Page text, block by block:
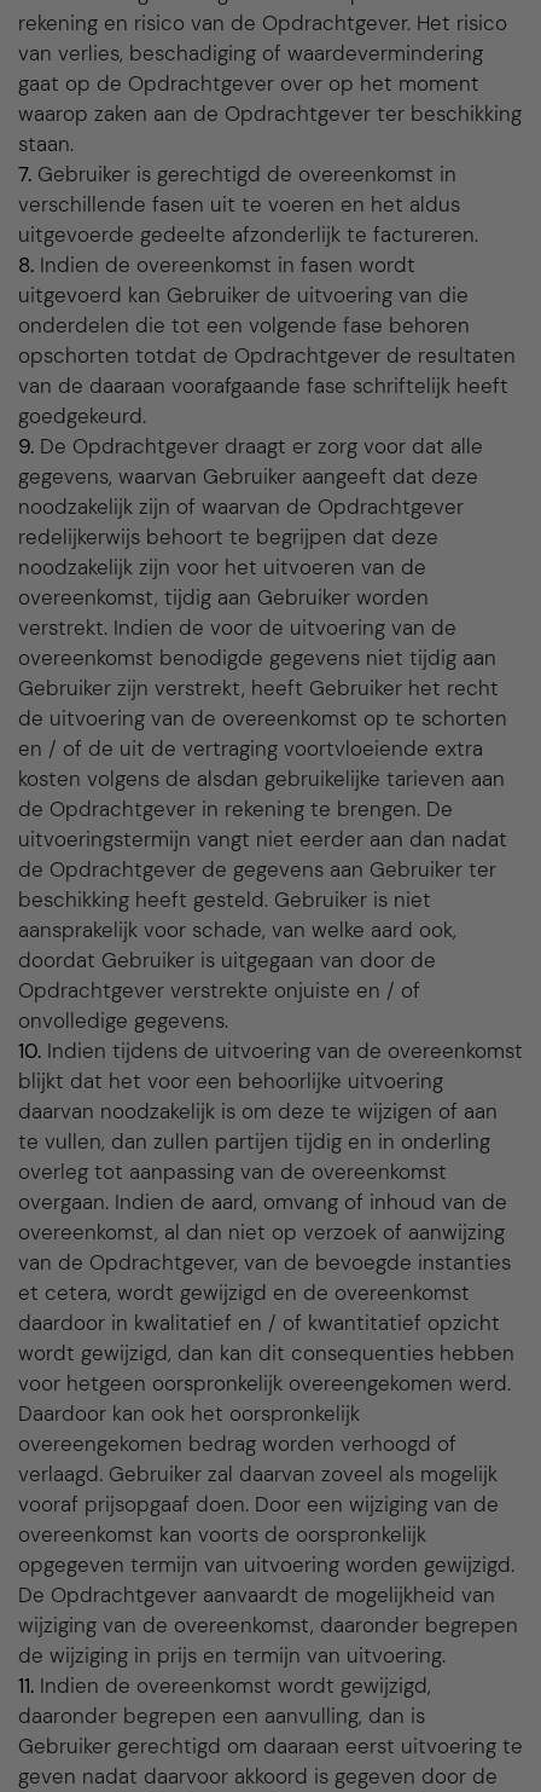
rekening en risico van de Opdrachtgever. Het risico
van verlies, beschadiging of waardevermindering
gaat op de Opdrachtgever over op het moment
waarop zaken aan de Opdrachtgever ter beschikking
staan.
7. Gebruiker is gerechtigd de overeenkomst in
verschillende fasen uit te voeren en het aldus
uitgevoerde gedeelte afzonderlijk te factureren.
8. Indien de overeenkomst in fasen wordt
uitgevoerd kan Gebruiker de uitvoering van die
onderdelen die tot een volgende fase behoren
opschorten totdat de Opdrachtgever de resultaten
van de daaraan voorafgaande fase schriftelijk heeft
goedgekeurd.
9. De Opdrachtgever draagt er zorg voor dat alle
gegevens, waarvan Gebruiker aangeeft dat deze
noodzakelijk zijn of waarvan de Opdrachtgever
redelijkerwijs behoort te begrijpen dat deze
noodzakelijk zijn voor het uitvoeren van de
overeenkomst, tijdig aan Gebruiker worden
verstrekt. Indien de voor de uitvoering van de
overeenkomst benodigde gegevens niet tijdig aan
Gebruiker zijn verstrekt, heeft Gebruiker het recht
de uitvoering van de overeenkomst op te schorten
en / of de uit de vertraging voortvloeiende extra
kosten volgens de alsdan gebruikelijke tarieven aan
de Opdrachtgever in rekening te brengen. De
uitvoeringstermijn vangt niet eerder aan dan nadat
de Opdrachtgever de gegevens aan Gebruiker ter
beschikking heeft gesteld. Gebruiker is niet
aansprakelijk voor schade, van welke aard ook,
doordat Gebruiker is uitgegaan van door de
Opdrachtgever verstrekte onjuiste en / of
onvolledige gegevens.
10. Indien tijdens de uitvoering van de overeenkomst
blijkt dat het voor een behoorlijke uitvoering
daarvan noodzakelijk is om deze te wijzigen of aan
te vullen, dan zullen partijen tijdig en in onderling
overleg tot aanpassing van de overeenkomst
overgaan. Indien de aard, omvang of inhoud van de
overeenkomst, al dan niet op verzoek of aanwijzing
van de Opdrachtgever, van de bevoegde instanties
et cetera, wordt gewijzigd en de overeenkomst
daardoor in kwalitatief en / of kwantitatief opzicht
wordt gewijzigd, dan kan dit consequenties hebben
voor hetgeen oorspronkelijk overeengekomen werd.
Daardoor kan ook het oorspronkelijk
overeengekomen bedrag worden verhoogd of
verlaagd. Gebruiker zal daarvan zoveel als mogelijk
vooraf prijsopgaaf doen. Door een wijziging van de
overeenkomst kan voorts de oorspronkelijk
opgegeven termijn van uitvoering worden gewijzigd.
De Opdrachtgever aanvaardt de mogelijkheid van
wijziging van de overeenkomst, daaronder begrepen
de wijziging in prijs en termijn van uitvoering.
11. Indien de overeenkomst wordt gewijzigd,
daaronder begrepen een aanvulling, dan is
Gebruiker gerechtigd om daaraan eerst uitvoering te
geven nadat daarvoor akkoord is gegeven door de